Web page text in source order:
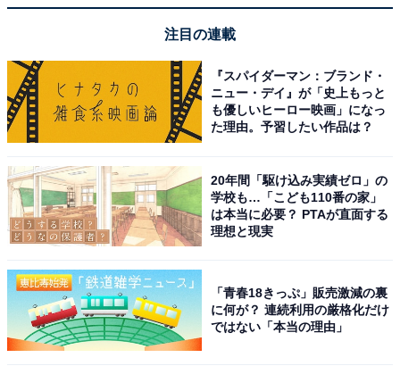
東京vs地方都市、家賃以外でかかる生活費は平均
注目の連載
『スパイダーマン：ブランド・
ニュー・デイ』が「史上もっと
も優しいヒーロー映画」になっ
た理由。予習したい作品は？
20年間「駆け込み実績ゼロ」の
学校も…「こども110番の家」
は本当に必要？ PTAが直面する
理想と現実
「青春18きっぷ」販売激減の裏
に何が？ 連続利用の厳格化だけ
ではない「本当の理由」